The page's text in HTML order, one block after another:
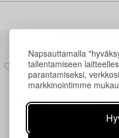
Napsauttamalla
tallentamiseen
parantamiseksi,
markkinointimme